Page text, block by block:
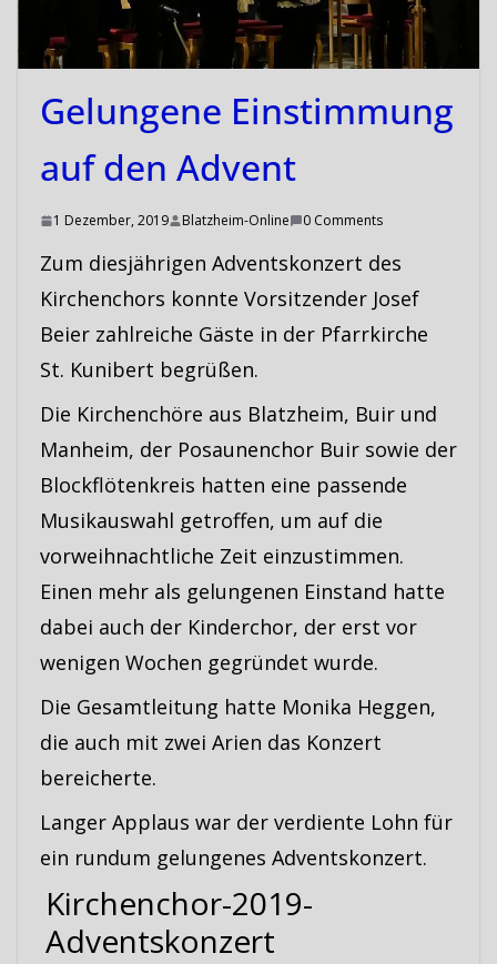
Gelungene Einstimmung
auf den Advent
1 Dezember, 2019 Blatzheim-Online 0 Comments
Zum diesjährigen Adventskonzert des
Kirchenchors konnte Vorsitzender Josef
Beier zahlreiche Gäste in der Pfarrkirche
St. Kunibert begrüßen.
Die Kirchenchöre aus Blatzheim, Buir und
Manheim, der Posaunenchor Buir sowie der
Blockflötenkreis hatten eine passende
Musikauswahl getroffen, um auf die
vorweihnachtliche Zeit einzustimmen.
Einen mehr als gelungenen Einstand hatte
dabei auch der Kinderchor, der erst vor
wenigen Wochen gegründet wurde.
Die Gesamtleitung hatte Monika Heggen,
die auch mit zwei Arien das Konzert
bereicherte.
Langer Applaus war der verdiente Lohn für
ein rundum gelungenes Adventskonzert.
Kirchenchor-2019-
Adventskonzert